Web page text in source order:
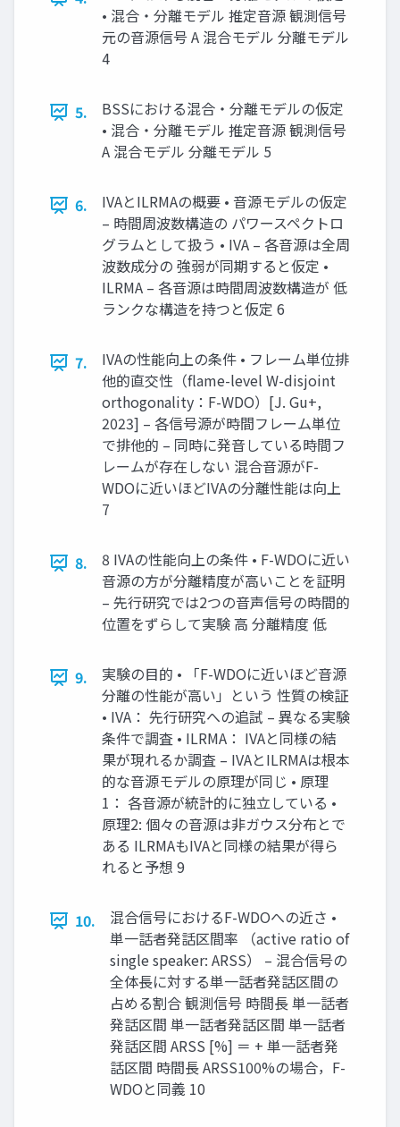
• 混合・分離モデル 推定音源 観測信号
元の音源信号 A 混合モデル 分離モデル
4
5.
BSSにおける混合・分離モデルの仮定
• 混合・分離モデル 推定音源 観測信号
A 混合モデル 分離モデル 5
6.
IVAとILRMAの概要 • 音源モデルの仮定
– 時間周波数構造の パワースペクトロ
グラムとして扱う • IVA – 各音源は全周
波数成分の 強弱が同期すると仮定 •
ILRMA – 各音源は時間周波数構造が 低
ランクな構造を持つと仮定 6
7.
IVAの性能向上の条件 • フレーム単位排
他的直交性（flame-level W-disjoint
orthogonality：F-WDO）[J. Gu+,
2023] – 各信号源が時間フレーム単位
で排他的 – 同時に発音している時間フ
レームが存在しない 混合音源がF-
WDOに近いほどIVAの分離性能は向上
7
8.
8 IVAの性能向上の条件 • F-WDOに近い
音源の方が分離精度が高いことを証明
– 先行研究では2つの音声信号の時間的
位置をずらして実験 高 分離精度 低
9.
実験の目的 • 「F-WDOに近いほど音源
分離の性能が高い」という 性質の検証
• IVA： 先行研究への追試 – 異なる実験
条件で調査 • ILRMA： IVAと同様の結
果が現れるか調査 – IVAとILRMAは根本
的な音源モデルの原理が同じ • 原理
1： 各音源が統計的に独立している •
原理2: 個々の音源は非ガウス分布とで
ある ILRMAもIVAと同様の結果が得ら
れると予想 9
10.
混合信号におけるF-WDOへの近さ •
単一話者発話区間率 （active ratio of
single speaker: ARSS） – 混合信号の
全体長に対する単一話者発話区間の
占める割合 観測信号 時間長 単一話者
発話区間 単一話者発話区間 単一話者
発話区間 ARSS [%] ＝ + 単一話者発
話区間 時間長 ARSS100%の場合，F-
WDOと同義 10